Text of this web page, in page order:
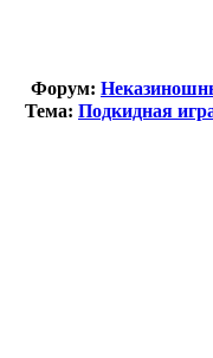
Форум:
Тема: Подкидная